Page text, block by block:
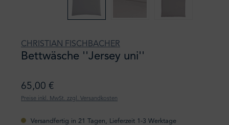
CHRISTIAN FISCHBACHER
Bettwäsche ''Jersey uni''
65,00 €
Preise inkl. MwSt. zzgl. Versandkosten
Versandfertig in 21 Tagen, Lieferzeit 1-3 Werktage